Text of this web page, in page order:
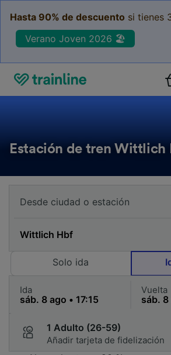
Hasta 90% de descuento si tienes
Verano Joven 2026 🏖️
Estación de tren Wittlich
Solo ida
Ida Vuelta
1 Adulto (26-59)
Añadir tarjeta de fidelización